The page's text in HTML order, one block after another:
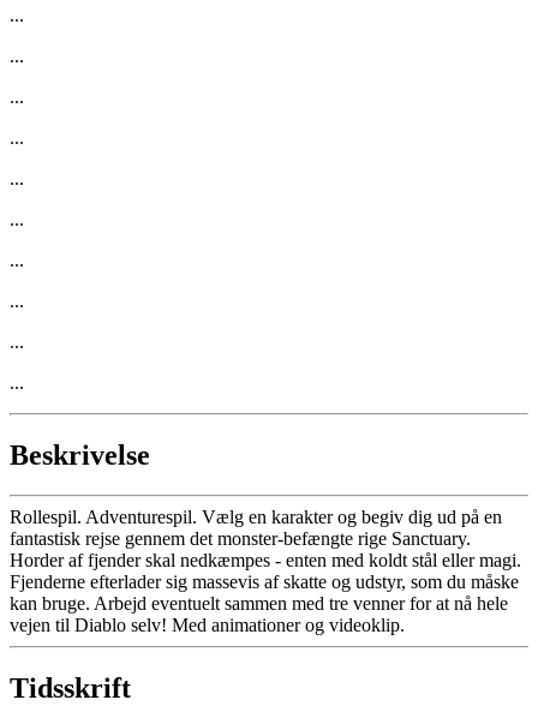
...
...
...
...
...
...
...
...
...
...
Beskrivelse
Rollespil. Adventurespil. Vælg en karakter og begiv dig ud på en
fantastisk rejse gennem det monster-befængte rige Sanctuary.
Horder af fjender skal nedkæmpes - enten med koldt stål eller magi.
Fjenderne efterlader sig massevis af skatte og udstyr, som du måske
kan bruge. Arbejd eventuelt sammen med tre venner for at nå hele
vejen til Diablo selv! Med animationer og videoklip.
Tidsskrift